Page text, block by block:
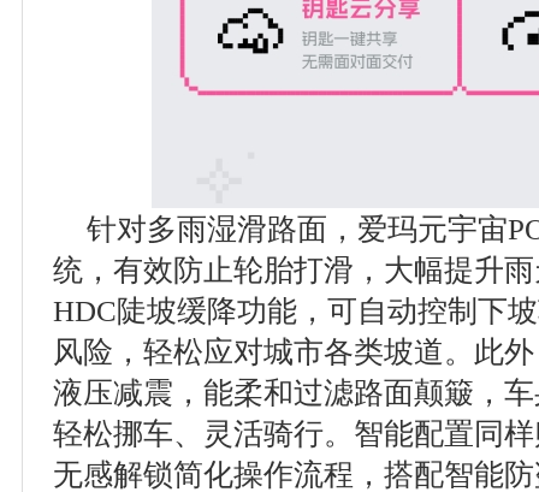
针对多雨湿滑路面，爱玛元宇宙
统，有效防止轮胎打滑，大幅提升
HDC陡坡缓降功能，可自动控制下
风险，轻松应对城市各类坡道。此
液压减震，能柔和过滤路面颠簸，
轻松挪车、灵活骑行。智能配置同
无感解锁简化操作流程，搭配智能